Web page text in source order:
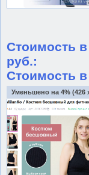
Стоимость в
руб.:
Стоимость в
Уменьшено на 4% (426